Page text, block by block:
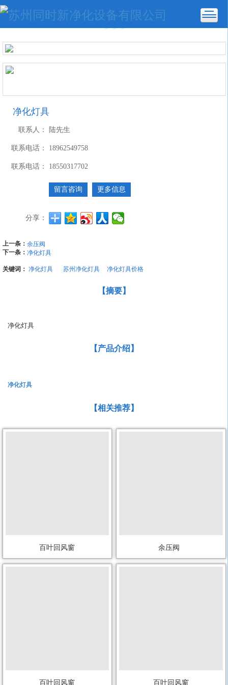
净化灯具
联系人： 陆先生
联系电话： 18962549758
联系电话： 18550317702
留言咨询 更多信息
分享：
上一条： 余压阀
下一条： 净化灯具
关键词： 净化灯具 苏州净化灯具 净化灯具价格
【摘要】
净化灯具
【产品介绍】
净化灯具
【相关推荐】
百叶回风窗 余压阀
百叶回风窗 百叶回风窗